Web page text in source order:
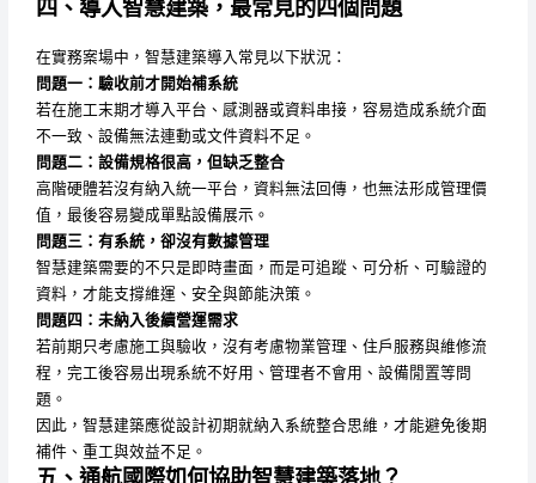
四、導入智慧建築，最常見的四個問題
在實務案場中，智慧建築導入常見以下狀況：
問題一：驗收前才開始補系統
若在施工末期才導入平台、感測器或資料串接，容易造成系統介面
不一致、設備無法連動或文件資料不足。
問題二：設備規格很高，但缺乏整合
高階硬體若沒有納入統一平台，資料無法回傳，也無法形成管理價
值，最後容易變成單點設備展示。
問題三：有系統，卻沒有數據管理
智慧建築需要的不只是即時畫面，而是可追蹤、可分析、可驗證的
資料，才能支撐維運、安全與節能決策。
問題四：未納入後續營運需求
若前期只考慮施工與驗收，沒有考慮物業管理、住戶服務與維修流
程，完工後容易出現系統不好用、管理者不會用、設備閒置等問
題。
因此，智慧建築應從設計初期就納入系統整合思維，才能避免後期
補件、重工與效益不足。
五、通航國際如何協助智慧建築落地？